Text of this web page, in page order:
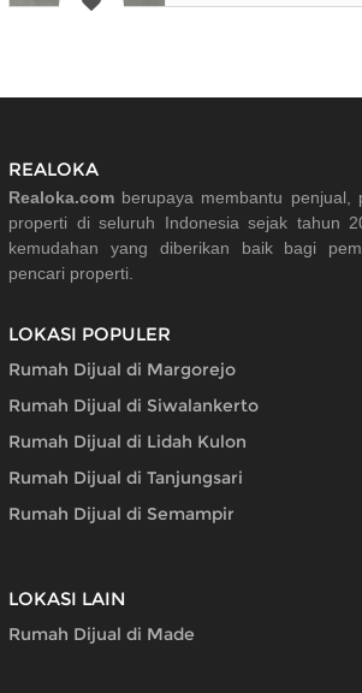
REALOKA
Realoka.com berupaya membantu penjual,
properti di seluruh Indonesia sejak tahun
kemudahan yang diberikan baik bagi
pencari properti.
LOKASI POPULER
Rumah Dijual di Margorejo
Rumah Dijual di Siwalankerto
Rumah Dijual di Lidah Kulon
Rumah Dijual di Tanjungsari
Rumah Dijual di Semampir
LOKASI LAIN
Rumah Dijual di Made